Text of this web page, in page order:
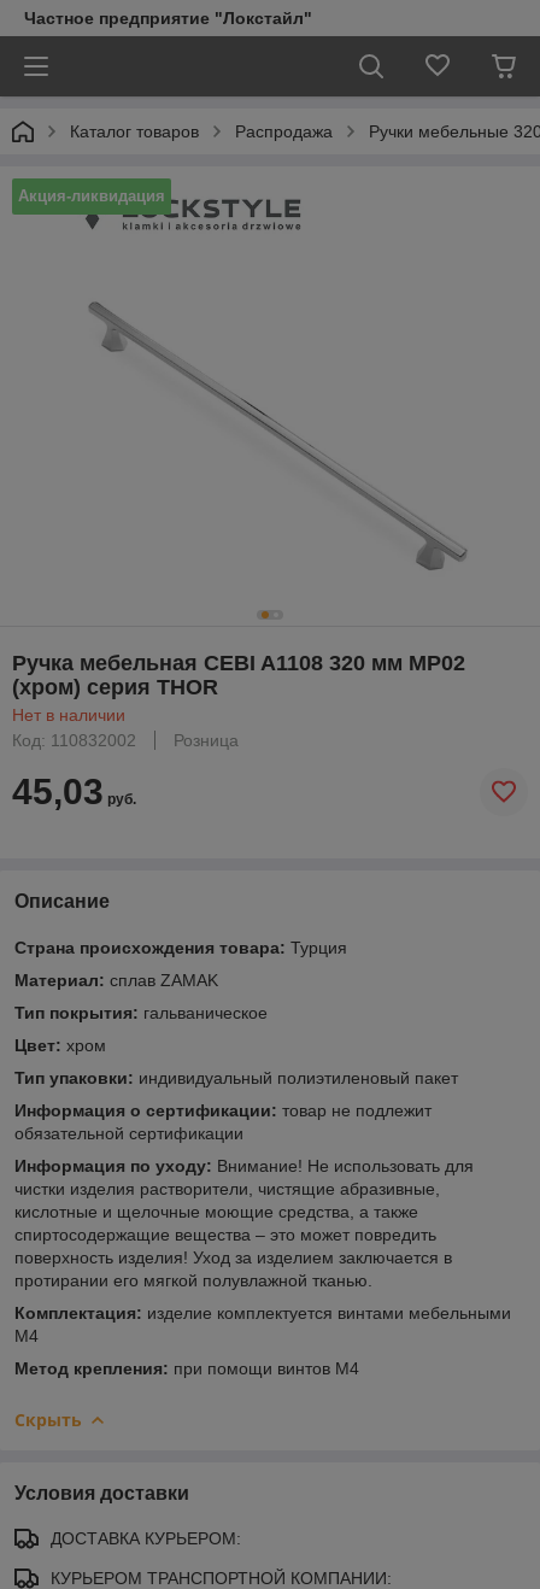
Частное предприятие "Локстайл"
Каталог товаров Распродажа Ручки мебельные
Акция-ликвидация
Ручка мебельная CEBI A1108 320 мм MP02
(хром) серия THOR
Нет в наличии
Код: 110832002
Розница
45,03 руб.
Описание
Страна происхождения товара: Турция
Материал: сплав ZAMAK
Тип покрытия: гальваническое
Цвет: хром
Тип упаковки: индивидуальный полиэтиленовый пакет
Информация о сертификации: товар не подлежит
обязательной сертификации
Информация по уходу: Внимание! Не использовать для
чистки изделия растворители, чистящие абразивные,
кислотные и щелочные моющие средства, а также
спиртосодержащие вещества – это может повредить
поверхность изделия! Уход за изделием заключается в
протирании его мягкой полувлажной тканью.
Комплектация: изделие комплектуется винтами мебельными
М4
Метод крепления: при помощи винтов М4
Скрыть
Условия доставки
ДОСТАВКА КУРЬЕРОМ:
КУРЬЕРОМ ТРАНСПОРТНОЙ КОМПАНИИ: